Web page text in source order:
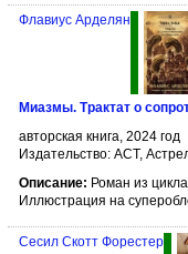
Флавиус Арделян
Миазмы. Трактат о
авторская книга, 2024 год
Издательство: АСТ,
Описание: Роман из цикла
Иллюстрация на
Сесил Скотт Форестер